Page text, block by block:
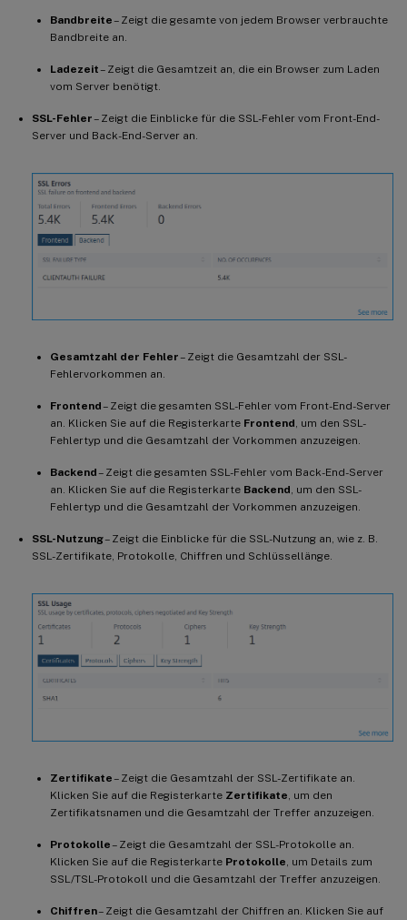
Bandbreite– Zeigt die gesamte von jedem Browser verbrauchte
Bandbreite an.
Ladezeit– Zeigt die Gesamtzeit an, die ein Browser zum Laden
vom Server benötigt.
SSL-Fehler– Zeigt die Einblicke für die SSL-Fehler vom Front-End-
Server und Back-End-Server an.
Gesamtzahl der Fehler– Zeigt die Gesamtzahl der SSL-
Fehlervorkommen an.
Frontend– Zeigt die gesamten SSL-Fehler vom Front-End-Server
an. Klicken Sie auf die Registerkarte Frontend, um den SSL-
Fehlertyp und die Gesamtzahl der Vorkommen anzuzeigen.
Backend– Zeigt die gesamten SSL-Fehler vom Back-End-Server
an. Klicken Sie auf die Registerkarte Backend, um den SSL-
Fehlertyp und die Gesamtzahl der Vorkommen anzuzeigen.
SSL-Nutzung– Zeigt die Einblicke für die SSL-Nutzung an, wie z. B.
SSL-Zertifikate, Protokolle, Chiffren und Schlüssellänge.
Zertifikate– Zeigt die Gesamtzahl der SSL-Zertifikate an.
Klicken Sie auf die Registerkarte Zertifikate , um den
Zertifikatsnamen und die Gesamtzahl der Treffer anzuzeigen.
Protokolle– Zeigt die Gesamtzahl der SSL-Protokolle an.
Klicken Sie auf die Registerkarte Protokolle , um Details zum
SSL/TSL-Protokoll und die Gesamtzahl der Treffer anzuzeigen.
Chiffren– Zeigt die Gesamtzahl der Chiffren an. Klicken Sie auf